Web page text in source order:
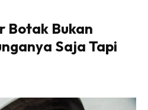
Botak Bukan
Saja Tapi